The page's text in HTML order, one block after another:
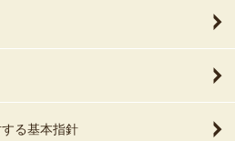
る基本指針